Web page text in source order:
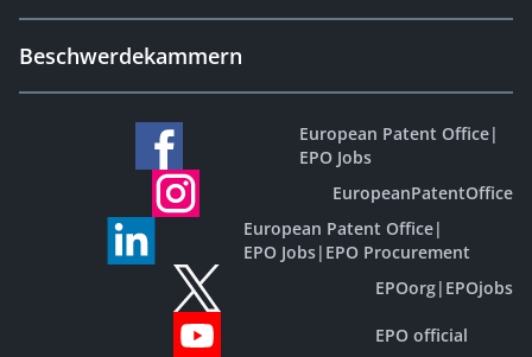
Beschwerdekammern
European Patent Office|
EPO Jobs
EuropeanPatentOffice
European Patent Office|
EPO Jobs| EPO Procurement
EPOorg| EPOjobs
EPO official